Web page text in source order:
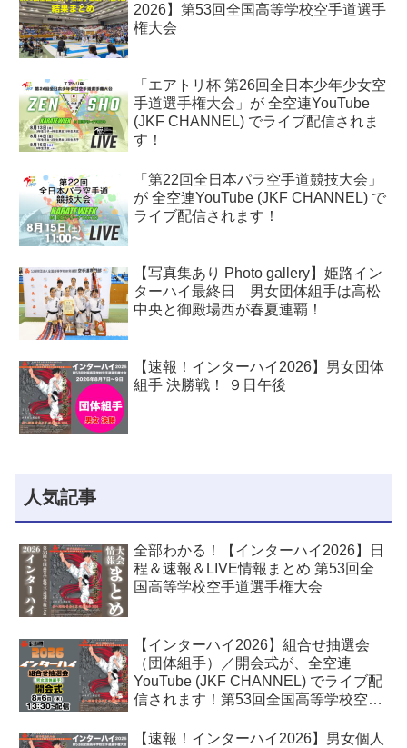
2026】第53回全国高等学校空手道選手
権大会
「エアトリ杯 第26回全日本少年少女空
手道選手権大会」が 全空連YouTube
(JKF CHANNEL) でライブ配信されま
す！
「第22回全日本パラ空手道競技大会」
が 全空連YouTube (JKF CHANNEL) で
ライブ配信されます！
【写真集あり Photo gallery】姫路イン
ターハイ最終日 男女団体組手は高松
中央と御殿場西が春夏連覇！
【速報！インターハイ2026】男女団体
組手 決勝戦！ ９日午後
人気記事
全部わかる！【インターハイ2026】日
程＆速報＆LIVE情報まとめ 第53回全
国高等学校空手道選手権大会
【インターハイ2026】組合せ抽選会
（団体組手）／開会式が、全空連
YouTube (JKF CHANNEL) でライブ配
信されます！第53回全国高等学校空手
【速報！インターハイ2026】男女個人